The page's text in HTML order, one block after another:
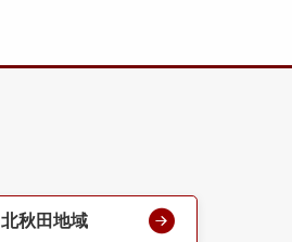
北秋田地域